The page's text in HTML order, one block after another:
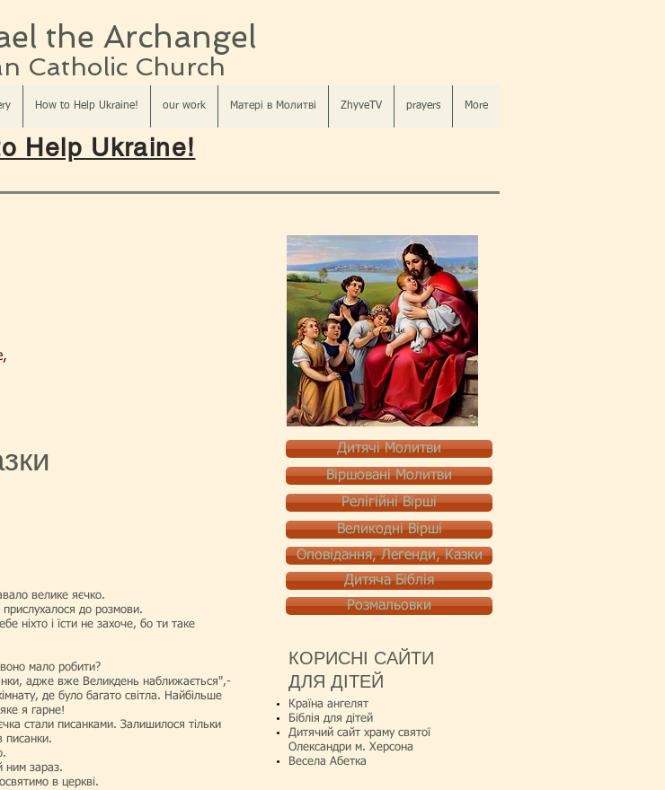
the Archangel
Catholic Church​​
How to Help Ukraine! our work Матері в Молитві ZhyveTV prayers More
Help Ukraine!
велике яєчко.
до розмови.
ніхто і їсти не захоче, бо ти таке
мало робити?
адже вже Великдень наближається",-
де було багато світла. Найбільше
я гарне!
стали писанками. Залишилося тільки
писанки.
ним зараз.
в церкві.
Дитячі Молитви
Віршовані Молитви
Релігійні Вірші
Великодні Вірші
Оповідання, Легенди, Казки
Дитяча Біблія
Розмальовки
КОРИСНІ САЙТИ
ДЛЯ ДІТЕЙ
Країна ангелят
Біблія для дітей
Дитячий сайт храму святої
Олександри м. Херсона
Весела Абетка